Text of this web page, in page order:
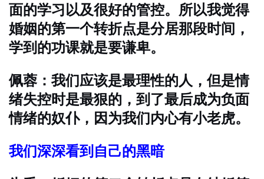
面的学习以及很好的管控。所以我觉得
婚姻的第一个转折点是分居那段时间，
学到的功课就是要谦卑。
佩蓉：我们应该是最理性的人，但是情
绪失控时是最狠的，到了最后成为负面
情绪的奴仆，因为我们内心有小老虎。
我们深深看到自己的黑暗